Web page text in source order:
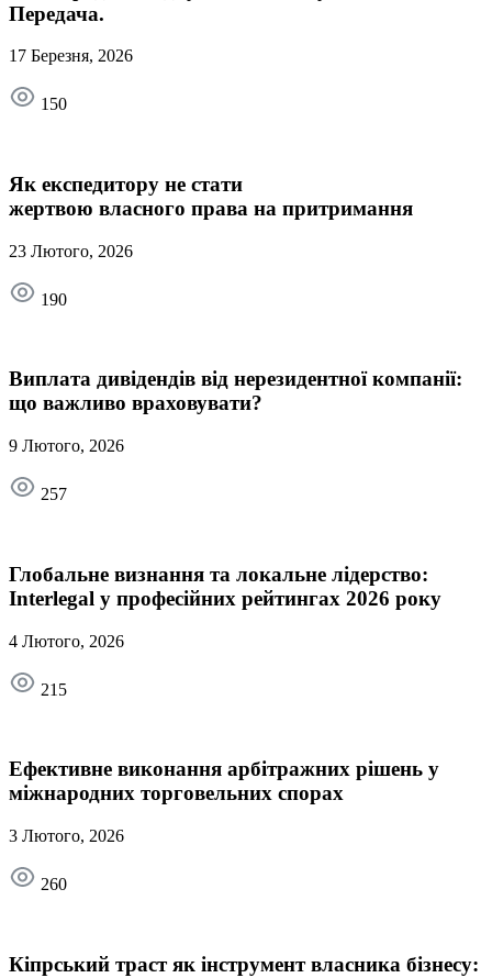
Передача.
17 Березня, 2026
150
Як експедитору не стати
жертвою власного права на притримання
23 Лютого, 2026
190
Виплата дивідендів від нерезидентної компанії:
що важливо враховувати?
9 Лютого, 2026
257
Глобальне визнання та локальне лідерство:
Interlegal у професійних рейтингах 2026 року
4 Лютого, 2026
215
Ефективне виконання арбітражних рішень у
міжнародних торговельних спорах
3 Лютого, 2026
260
Кіпрський траст як інструмент власника бізнесу: